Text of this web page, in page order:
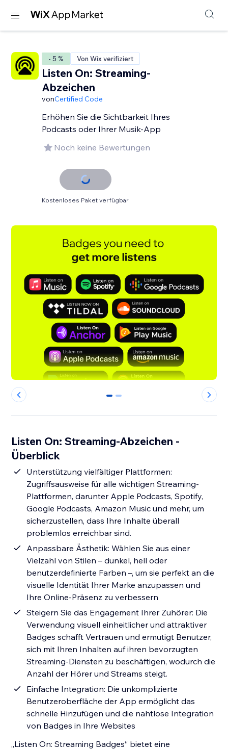
- 5 % Von Wix verifiziert
Listen On: Streaming-
Abzeichen
vonCertified Code
Erhöhen Sie die Sichtbarkeit Ihres
Podcasts oder Ihrer Musik-App
Noch keine Bewertungen
Kostenloses Paket verfügbar
0 1
Listen On: Streaming-Abzeichen -
Überblick
Unterstützung vielfältiger Plattformen:
Zugriffsausweise für alle wichtigen Streaming-
Plattformen, darunter Apple Podcasts, Spotify,
Google Podcasts, Amazon Music und mehr, um
sicherzustellen, dass Ihre Inhalte überall
problemlos erreichbar sind.
Anpassbare Ästhetik: Wählen Sie aus einer
Vielzahl von Stilen – dunkel, hell oder
benutzerdefinierte Farben –, um sie perfekt an die
visuelle Identität Ihrer Marke anzupassen und
Ihre Online-Präsenz zu verbessern
Steigern Sie das Engagement Ihrer Zuhörer: Die
Verwendung visuell einheitlicher und attraktiver
Badges schafft Vertrauen und ermutigt Benutzer,
sich mit Ihren Inhalten auf ihren bevorzugten
Streaming-Diensten zu beschäftigen, wodurch die
Anzahl der Hörer und Streams steigt.
Einfache Integration: Die unkomplizierte
Benutzeroberfläche der App ermöglicht das
schnelle Hinzufügen und die nahtlose Integration
von Badges in Ihre Websites
„Listen On: Streaming Badges“ bietet eine